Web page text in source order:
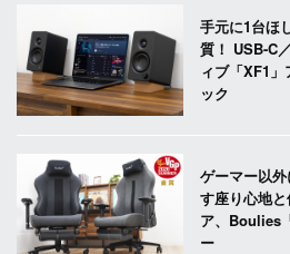
手元に1台ほ
質！ USB-C
ィブ「XF1
ック
ゲーマー以
す座り心地
ア、Boulies
ー